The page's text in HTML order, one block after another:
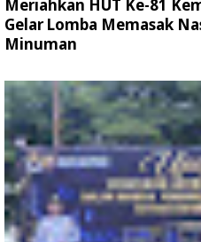
Meriahkan HUT Ke-81
Gelar Lomba Memasak
Minuman